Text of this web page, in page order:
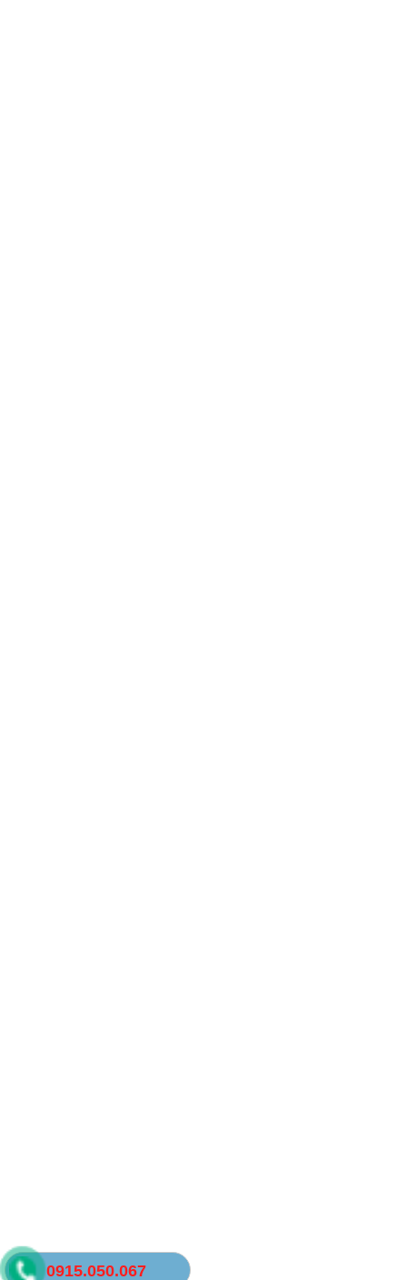
0915.050.067